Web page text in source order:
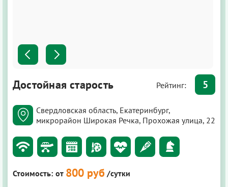
Достойная старость Рейтинг: 5
Свердловская область, Екатеринбург,
микрорайон Широкая Речка, Прохожая улица, 22
Стоимость: от 800 руб /сутки